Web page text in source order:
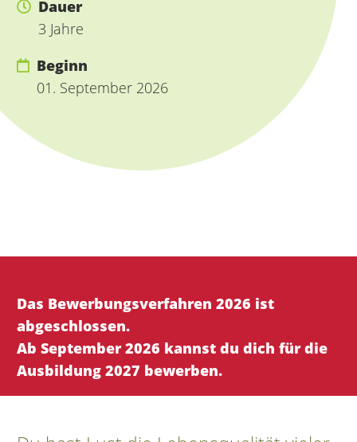
Dauer
3 Jahre
Beginn
01. September 2026
Das Bewerbungsverfahren 2026 ist
abgeschlossen.
Ab September 2026 kannst du dich für die
Ausbildung 2027 bewerben.